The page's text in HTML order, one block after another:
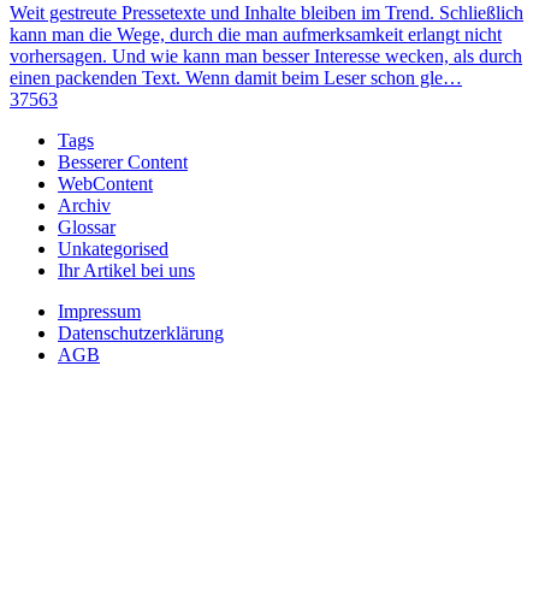
Weit gestreute Pressetexte und Inhalte bleiben im Trend. Schließlich
kann man die Wege, durch die man aufmerksamkeit erlangt nicht
vorhersagen. Und wie kann man besser Interesse wecken, als durch
einen packenden Text. Wenn damit beim Leser schon gle…
37563
Tags
Besserer Content
WebContent
Archiv
Glossar
Unkategorised
Ihr Artikel bei uns
Impressum
Datenschutzerklärung
AGB